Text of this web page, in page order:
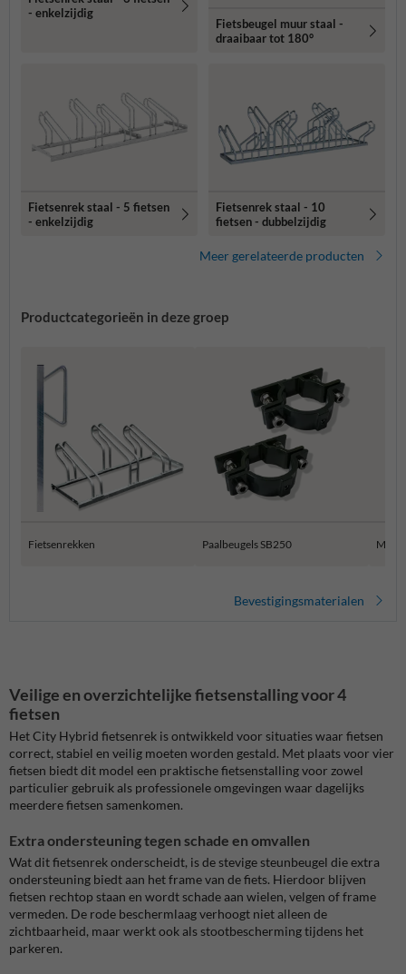
- enkelzijdig
Fietsbeugel muur staal -
draaibaar tot 180°
Fietsenrek staal - 5 fietsen
- enkelzijdig
Fietsenrek staal - 10
fietsen - dubbelzijdig
Meer gerelateerde producten
Productcategorieën in deze groep
Fietsenrekken Paalbeugels SB250 Muur
Bevestigingsmaterialen
Veilige en overzichtelijke fietsenstalling voor 4
fietsen
Het City Hybrid fietsenrek is ontwikkeld voor situaties waar fietsen
correct, stabiel en veilig moeten worden gestald. Met plaats voor vier
fietsen biedt dit model een praktische fietsenstalling voor zowel
particulier gebruik als professionele omgevingen waar dagelijks
meerdere fietsen samenkomen.
Extra ondersteuning tegen schade en omvallen
Wat dit fietsenrek onderscheidt, is de stevige steunbeugel die extra
ondersteuning biedt aan het frame van de fiets. Hierdoor blijven
fietsen rechtop staan en wordt schade aan wielen, velgen of frame
vermeden. De rode beschermlaag verhoogt niet alleen de
zichtbaarheid, maar werkt ook als stootbescherming tijdens het
parkeren.